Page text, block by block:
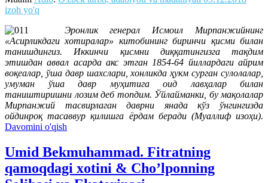
izoh yo'q
Эронлик генерал Исмоил Мирпанжийнинг
«Асирликдаги хотиралар» китобининг биринчи қисми билан
танишдингиз. Иккинчи қисмни диққатингизга тақдим
этишдан аввал асарда акс этган 1854-64 йиллардаги айрим
воқеалар, ўша давр шахслари, хонликда ҳукм сурган сулолалар,
умуман ўша давр муҳитига оид лавҳалар билан
таништиришни лозим деб топдим. Ўйлайманки, бу мақолалар
Мирпанжий тасвирлаган даврни янада кўз ўнгингизда
ойдинроқ тасаввур қилишга ёрдам беради (Муаллиф изоҳи).
Davomini o'qish
Umid Bekmuhammad. Fitratning
qamoqdagi xotini & Cho’lponning